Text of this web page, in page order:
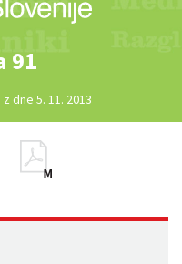
91
dne 5. 11. 2013